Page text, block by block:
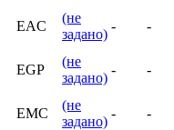
EAC
(не
задано)
- -
EGP
(не
задано)
- -
EMC
(не
задано)
- -